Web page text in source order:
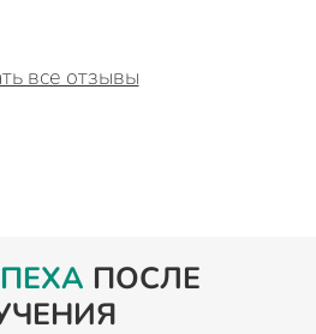
все отзывы
ПОСЛЕ